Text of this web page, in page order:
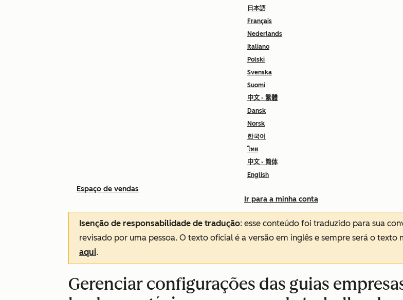
日本語
Français
Nederlands
Italiano
Polski
Svenska
Suomi
中文 - 繁體
Dansk
Norsk
한국어
ไทย
中文 - 简体
English
Ir para a minha conta
Espaço de vendas
Isenção de responsabilidade de tradução: esse conteúdo foi traduzido para sua
revisado por uma pessoa. O texto oficial é a versão em inglês e sempre será o texto
aqui.
Gerenciar configurações das guias